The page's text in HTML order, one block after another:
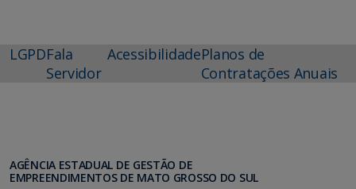
LGPDFala
Servidor
AcessibilidadePlanos de
Contratações Anuais
AGÊNCIA ESTADUAL DE GESTÃO DE
EMPREENDIMENTOS DE MATO GROSSO DO SUL